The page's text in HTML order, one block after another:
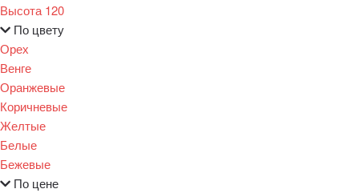
Высота 120
По цвету
Орех
Венге
Оранжевые
Коричневые
Желтые
Белые
Бежевые
По цене